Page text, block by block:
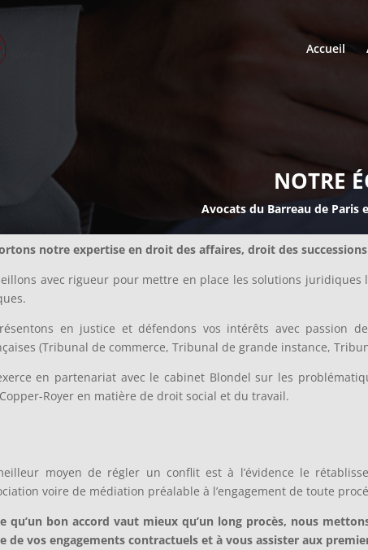
Accueil
NOTRE
Avocats du Barreau de Paris
notre expertise en droit des affaires, droit des
avec rigueur pour mettre en place les solutions juridiques
en justice et défendons vos intérêts avec passion
(Tribunal de commerce, Tribunal de grande instance,
en partenariat avec le cabinet Blondel sur les
Royer en matière de droit social et du travail.
moyen de régler un conflit est à l’évidence le
voire de médiation préalable à l’engagement de toute
qu’un bon accord vaut mieux qu’un long procès, nous
de vos engagements contractuels et à vous assister aux